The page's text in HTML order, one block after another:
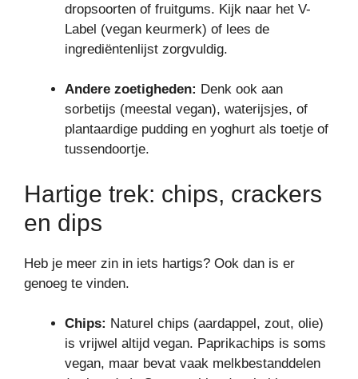
dropsoorten of fruitgums. Kijk naar het V-
Label (vegan keurmerk) of lees de
ingrediëntenlijst zorgvuldig.
Andere zoetigheden: Denk ook aan
sorbetijs (meestal vegan), waterijsjes, of
plantaardige pudding en yoghurt als toetje of
tussendoortje.
Hartige trek: chips, crackers
en dips
Heb je meer zin in iets hartigs? Ook dan is er
genoeg te vinden.
Chips: Naturel chips (aardappel, zout, olie)
is vrijwel altijd vegan. Paprikachips is soms
vegan, maar bevat vaak melkbestanddelen